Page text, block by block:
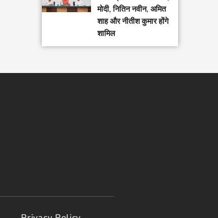
मोदी, नितिन नवीन, अमित
शाह और नीतीश कुमार होंगे
शामिल